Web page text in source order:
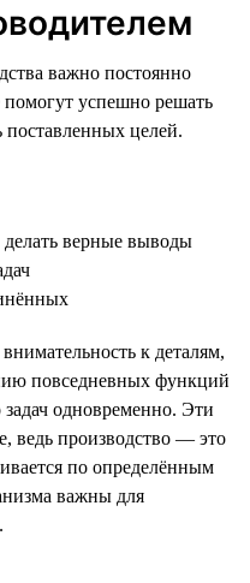
важно постоянно
помогут успешно решать
поставленных целей.
делать верные выводы
к деталям,
повседневных функций
одновременно. Эти
ведь производство — это
по определённым
важны для